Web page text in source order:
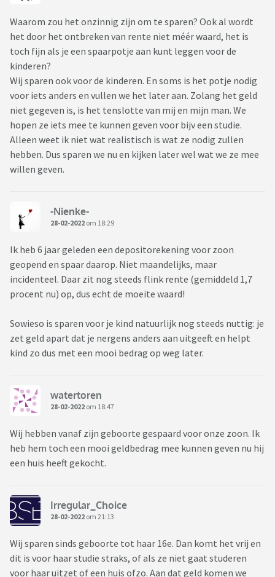
Waarom zou het onzinnig zijn om te sparen? Ook al wordt
het door het ontbreken van rente niet méér waard, het is
toch fijn als je een spaarpotje aan kunt leggen voor de
kinderen?
Wij sparen ook voor de kinderen. En soms is het potje nodig
voor iets anders en vullen we het later aan. Zolang het geld
niet gegeven is, is het tenslotte van mij en mijn man. We
hopen ze iets mee te kunnen geven voor bijv een studie.
Alleen weet ik niet wat realistisch is wat ze nodig zullen
hebben. Dus sparen we nu en kijken later wel wat we ze mee
willen geven.
-Nienke-
28-02-2022 om 18:29
Ik heb 6 jaar geleden een depositorekening voor zoon
geopend en spaar daarop. Niet maandelijks, maar
incidenteel. Daar zit nog steeds flink rente (gemiddeld 1,7
procent nu) op, dus echt de moeite waard!
Sowieso is sparen voor je kind natuurlijk nog steeds nuttig: je
zet geld apart dat je nergens anders aan uitgeeft en helpt
kind zo dus met een mooi bedrag op weg later.
watertoren
28-02-2022 om 18:47
Wij hebben vanaf zijn geboorte gespaard voor onze zoon. Ik
heb hem toch een mooi geldbedrag mee kunnen geven nu hij
een huis heeft gekocht.
Irregular_Choice
28-02-2022 om 21:13
Wij sparen sinds geboorte tot haar 16e. Dan komt het vrij en
dit is voor haar studie straks, of als ze niet gaat studeren
voor haar uitzet of een huis ofzo. Aan dat geld komen we